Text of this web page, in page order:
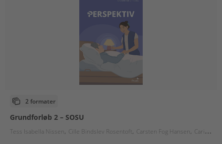
2 formater
Grundforløb 2 – SOSU
Tess Isabella Nissen Cille Bindslev Rosentoft Carsten Fog Hansen Carina Schmidt